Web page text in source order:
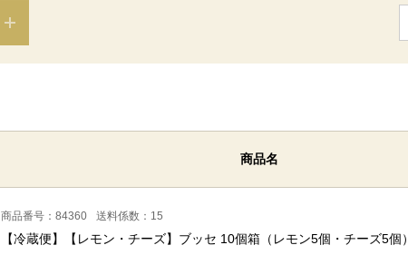
商品名
商品番号：84360 送料係数：15
【冷蔵便】【レモン・チーズ】ブッセ 10個箱 （レモン5個・チーズ5個）